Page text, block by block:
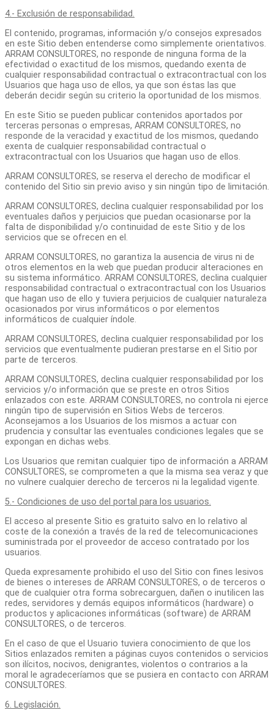
4.- Exclusión de responsabilidad.
El contenido, programas, información y/o consejos expresados
en este Sitio deben entenderse como simplemente orientativos.
ARRAM CONSULTORES, no responde de ninguna forma de la
efectividad o exactitud de los mismos, quedando exenta de
cualquier responsabilidad contractual o extracontractual con los
Usuarios que haga uso de ellos, ya que son éstas las que
deberán decidir según su criterio la oportunidad de los mismos.
En este Sitio se pueden publicar contenidos aportados por
terceras personas o empresas, ARRAM CONSULTORES, no
responde de la veracidad y exactitud de los mismos, quedando
exenta de cualquier responsabilidad contractual o
extracontractual con los Usuarios que hagan uso de ellos.
ARRAM CONSULTORES, se reserva el derecho de modificar el
contenido del Sitio sin previo aviso y sin ningún tipo de limitación.
ARRAM CONSULTORES, declina cualquier responsabilidad por los
eventuales daños y perjuicios que puedan ocasionarse por la
falta de disponibilidad y/o continuidad de este Sitio y de los
servicios que se ofrecen en el.
ARRAM CONSULTORES, no garantiza la ausencia de virus ni de
otros elementos en la web que puedan producir alteraciones en
su sistema informático. ARRAM CONSULTORES, declina cualquier
responsabilidad contractual o extracontractual con los Usuarios
que hagan uso de ello y tuviera perjuicios de cualquier naturaleza
ocasionados por virus informáticos o por elementos
informáticos de cualquier índole.
ARRAM CONSULTORES, declina cualquier responsabilidad por los
servicios que eventualmente pudieran prestarse en el Sitio por
parte de terceros.
ARRAM CONSULTORES, declina cualquier responsabilidad por los
servicios y/o información que se preste en otros Sitios
enlazados con este. ARRAM CONSULTORES, no controla ni ejerce
ningún tipo de supervisión en Sitios Webs de terceros.
Aconsejamos a los Usuarios de los mismos a actuar con
prudencia y consultar las eventuales condiciones legales que se
expongan en dichas webs.
Los Usuarios que remitan cualquier tipo de información a ARRAM
CONSULTORES, se comprometen a que la misma sea veraz y que
no vulnere cualquier derecho de terceros ni la legalidad vigente.
5.- Condiciones de uso del portal para los usuarios.
El acceso al presente Sitio es gratuito salvo en lo relativo al
coste de la conexión a través de la red de telecomunicaciones
suministrada por el proveedor de acceso contratado por los
usuarios.
Queda expresamente prohibido el uso del Sitio con fines lesivos
de bienes o intereses de ARRAM CONSULTORES, o de terceros o
que de cualquier otra forma sobrecarguen, dañen o inutilicen las
redes, servidores y demás equipos informáticos (hardware) o
productos y aplicaciones informáticas (software) de ARRAM
CONSULTORES, o de terceros.
En el caso de que el Usuario tuviera conocimiento de que los
Sitios enlazados remiten a páginas cuyos contenidos o servicios
son ilícitos, nocivos, denigrantes, violentos o contrarios a la
moral le agradeceríamos que se pusiera en contacto con ARRAM
CONSULTORES.
6. Legislación.